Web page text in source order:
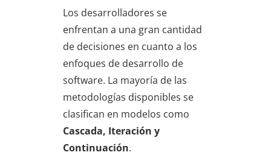
Los desarrolladores se
enfrentan a una gran cantidad
de decisiones en cuanto a los
enfoques de desarrollo de
software. La mayoría de las
metodologías disponibles se
clasifican en modelos como
Cascada, Iteración y
Continuación.